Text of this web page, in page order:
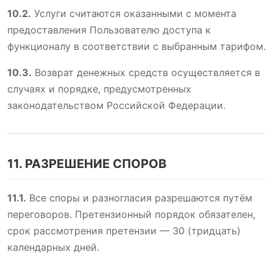
10.2. Услуги считаются оказанными с момента
предоставления Пользователю доступа к
функционалу в соответствии с выбранным тарифом.
10.3. Возврат денежных средств осуществляется в
случаях и порядке, предусмотренных
законодательством Российской Федерации.
11. РАЗРЕШЕНИЕ СПОРОВ
11.1. Все споры и разногласия разрешаются путём
переговоров. Претензионный порядок обязателен,
срок рассмотрения претензии — 30 (тридцать)
календарных дней.